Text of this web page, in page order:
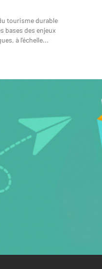
tourisme durable
bases des enjeux
à l’échelle...